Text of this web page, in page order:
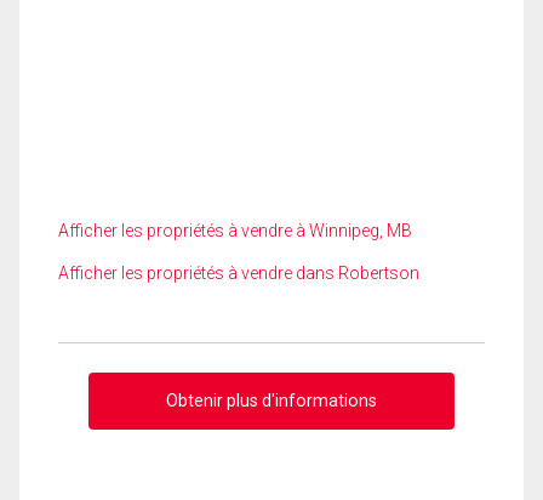
Afficher les propriétés à vendre à Winnipeg, MB
Afficher les propriétés à vendre dans Robertson
Obtenir plus d'informations